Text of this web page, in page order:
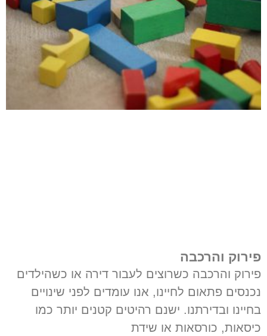
פירוק והרכבה
פירוק והרכבה כשרוצים לעבור דירה או כשהילדים
נכנסים פתאום לחיינו, אנו עומדים לפני שינויים
בחיינו ובדירתנו. ישנם רהיטים קטנים יותר כמו
כיסאות, כורסאות או שידת